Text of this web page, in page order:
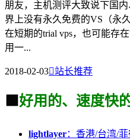
朋友，主机测评大致说下国
界上没有永久免费的VS（永
在短期的trial vps，也可能存
用一...
2018-02-03站长推荐
🟩 好用的、速度快
lightlayer：香港/台湾/